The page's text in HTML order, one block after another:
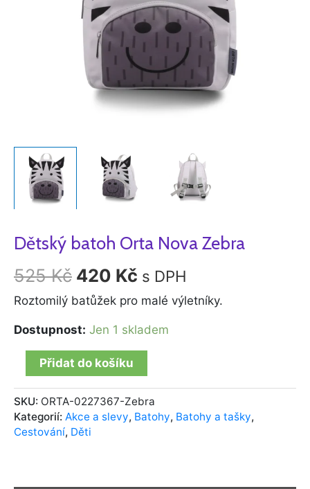
Dětský batoh Orta Nova Zebra
525Kč 420 Kč s DPH
Roztomilý batůžek pro malé výletníky.
Dostupnost: Jen 1 skladem
Přidat do košíku
SKU: ORTA-0227367-Zebra
Kategorií: Akce a slevy, Batohy, Batohy a tašky,
Cestování, Děti